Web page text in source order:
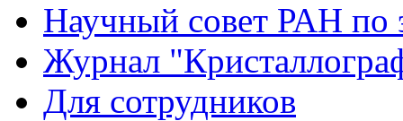
Научный совет РАН по
Журнал
Для сотрудников